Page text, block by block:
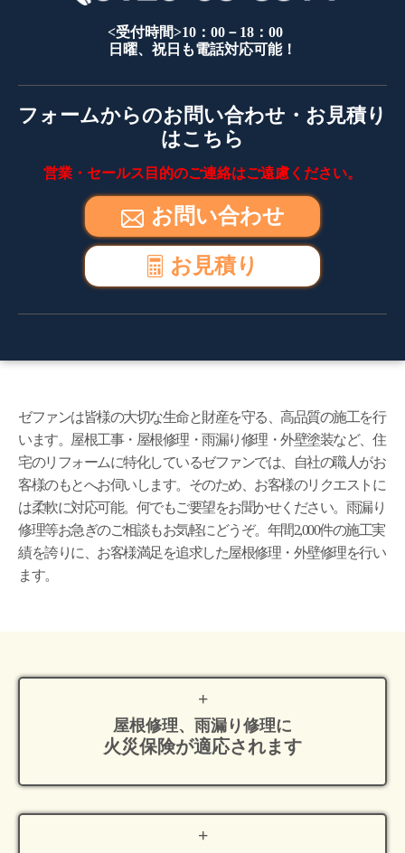
<受付時間>10：00－18：00
日曜、祝日も電話対応可能！
フォームからのお問い合わせ・お見積り
はこちら
営業・セールス目的のご連絡はご遠慮ください。
お問い合わせ
お見積り
ゼファンは皆様の大切な生命と財産を守る、高品質の施工を行
います。屋根工事・屋根修理・雨漏り修理・外壁塗装など、住
宅のリフォームに特化しているゼファンでは、自社の職人がお
客様のもとへお伺いします。そのため、お客様のリクエストに
は柔軟に対応可能。何でもご要望をお聞かせください。雨漏り
修理等お急ぎのご相談もお気軽にどうぞ。年間2,000件の施工実
績を誇りに、お客様満足を追求した屋根修理・外壁修理を行い
ます。
屋根修理、雨漏り修理に
火災保険が適応されます